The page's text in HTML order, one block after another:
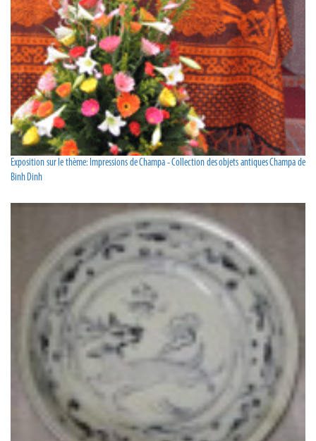
Exposition sur le thème: Impressions de Champa - Collection des objets antiques Champa de
Binh Dinh